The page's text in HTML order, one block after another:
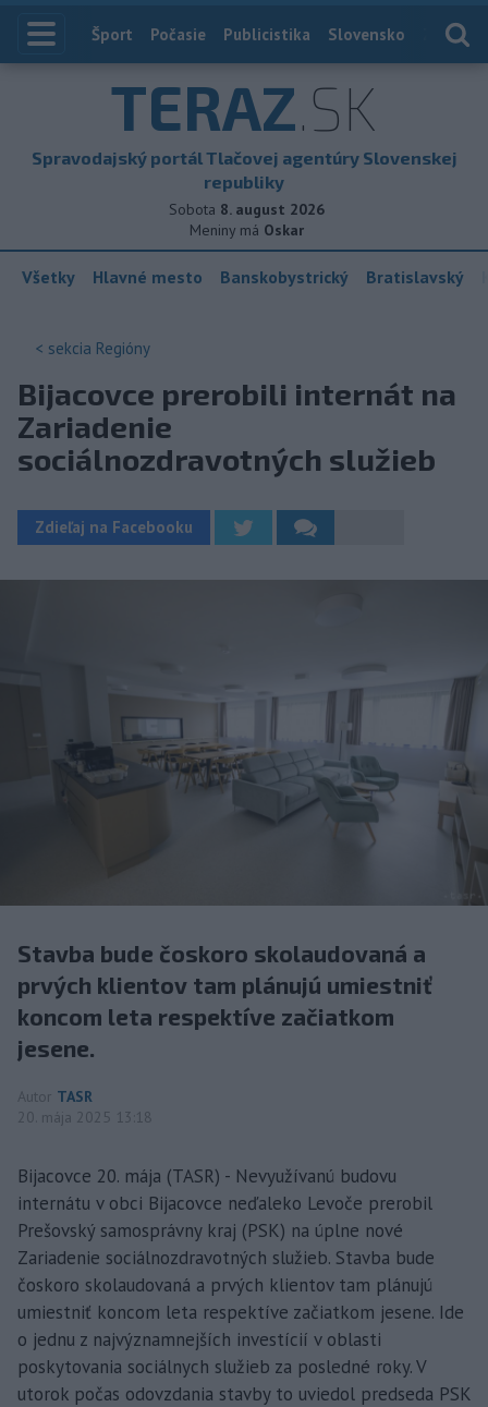
Index
Šport Počasie Publicistika Slovensko
TERAZ.SK
Spravodajský portál Tlačovej agentúry Slovenskej
republiky
Sobota 8. august 2026
Meniny má Oskar
Všetky Hlavné mesto Banskobystrický Bratislavský
< sekcia Regióny
Bijacovce prerobili internát na
Zariadenie
sociálnozdravotných služieb
Zdieľaj na Facebooku
Stavba bude čoskoro skolaudovaná a
prvých klientov tam plánujú umiestniť
koncom leta respektíve začiatkom
jesene.
Autor TASR
20. mája 2025 13:18
Bijacovce 20. mája (TASR) - Nevyužívanú budovu
internátu v obci Bijacovce neďaleko Levoče prerobil
Prešovský samosprávny kraj (PSK) na úplne nové
Zariadenie sociálnozdravotných služieb. Stavba bude
čoskoro skolaudovaná a prvých klientov tam plánujú
umiestniť koncom leta respektíve začiatkom jesene. Ide
o jednu z najvýznamnejších investícií v oblasti
poskytovania sociálnych služieb za posledné roky. V
utorok počas odovzdania stavby to uviedol predseda PSK